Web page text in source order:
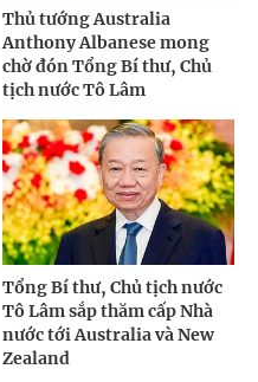
Thủ tướng Australia
Anthony Albanese mong
chờ đón Tổng Bí thư, Chủ
tịch nước Tô Lâm
Tổng Bí thư, Chủ tịch nước
Tô Lâm sắp thăm cấp Nhà
nước tới Australia và New
Zealand